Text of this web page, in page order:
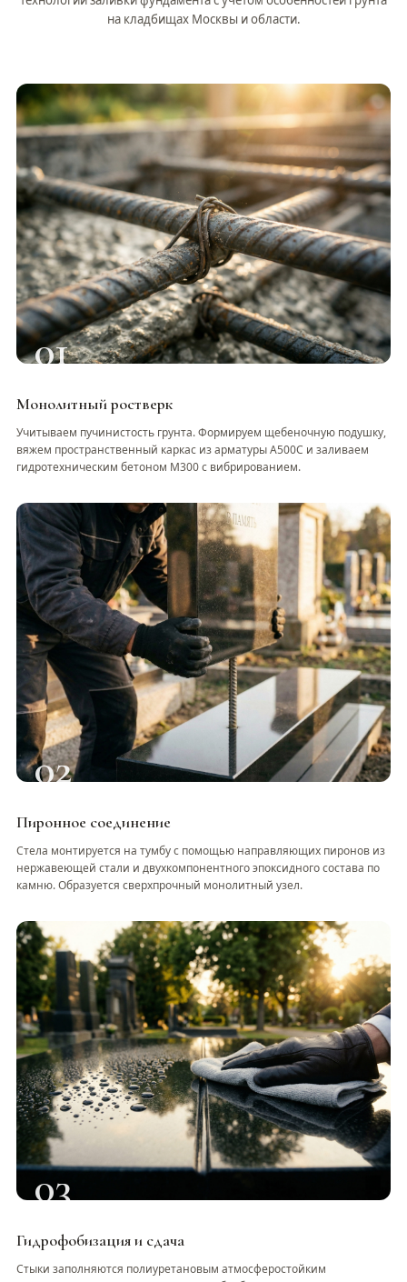
на кладбищах Москвы и области.
01
Монолитный ростверк
Учитываем пучинистость грунта. Формируем щебеночную подушку,
вяжем пространственный каркас из арматуры А500С и заливаем
гидротехническим бетоном М300 с вибрированием.
02
Пиронное соединение
Стела монтируется на тумбу с помощью направляющих пиронов из
нержавеющей стали и двухкомпонентного эпоксидного состава по
камню. Образуется сверхпрочный монолитный узел.
03
Гидрофобизация и сдача
Стыки заполняются полиуретановым атмосферостойким